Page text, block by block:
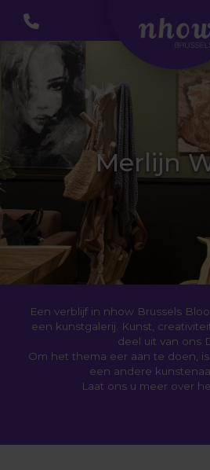
Merlijn
Een verblijf in nhow Brussels
een kunstgalerij. Kunst,
deel uit van ons
Om het thema eer aan te doen,
een andere
Laat ons u meer over